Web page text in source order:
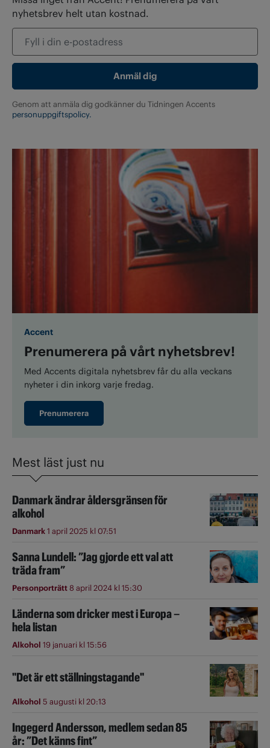
nyhetsbrev helt utan kostnad.
Genom att anmäla dig godkänner du Tidningen Accents
personuppgiftspolicy.
Accent
Prenumerera på vårt nyhetsbrev!
Med Accents digitala nyhetsbrev får du alla veckans
nyheter i din inkorg varje fredag.
Prenumerera
Mest läst just nu
Danmark ändrar åldersgränsen för
alkohol
Danmark1 april 2025 kl 07:51
Sanna Lundell: ”Jag gjorde ett val att
träda fram”
Personporträtt8 april 2024 kl 15:30
Länderna som dricker mest i Europa –
hela listan
Alkohol 19 januari kl 15:56
"Det är ett ställningstagande"
Alkohol 5 augusti kl 20:13
Ingegerd Andersson, medlem sedan 85
år: ”Det känns fint”